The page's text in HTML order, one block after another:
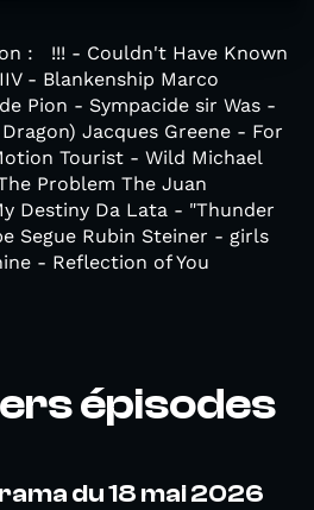
: !!! - Couldn't Have Known
- Blankenship Marco
Pion - Sympacide sir Was -
Jacques Greene - For
Tourist - Wild Michael
Problem The Juan
Destiny Da Lata - "Thunder
Segue Rubin Steiner - girls
- Reflection of You
épisodes
du 18 mai 2026